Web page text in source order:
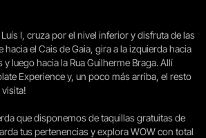
I, cruza por el nivel inferior y disfruta de las
hacia el Cais de Gaia, gira a la izquierda hacia
y luego hacia la Rua Guilherme Braga. Allí
Experience y, un poco más arriba, el resto
visita!
que disponemos de taquillas gratuitas de
tus pertenencias y explora WOW con total